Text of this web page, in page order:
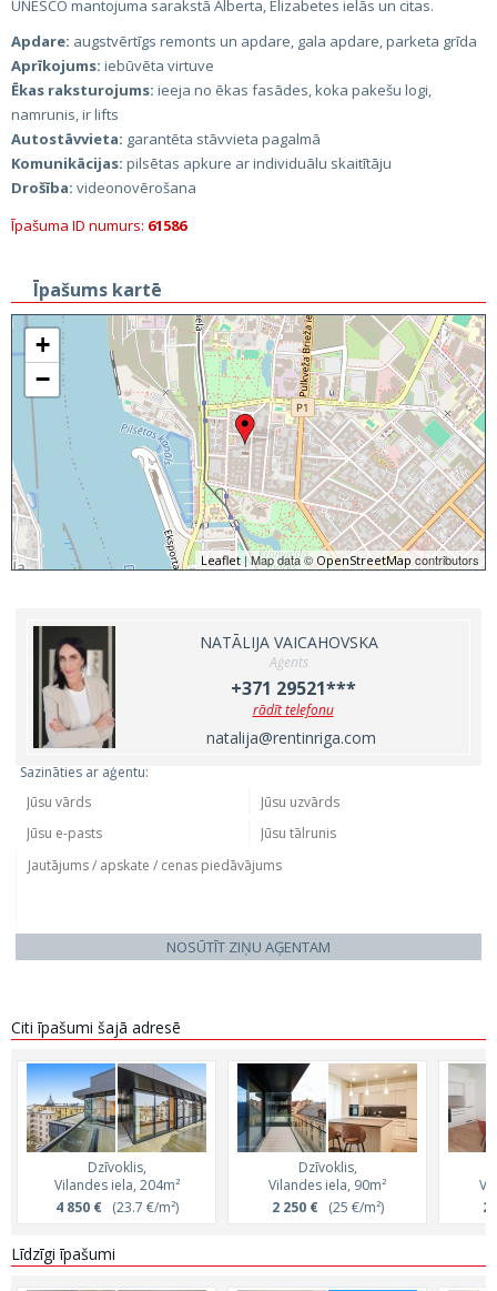
UNESCO mantojuma sarakstā Alberta, Elizabetes ielās un citas.
Apdare: augstvērtīgs remonts un apdare, gala apdare, parketa grīda
Aprīkojums: iebūvēta virtuve
Ēkas raksturojums: ieeja no ēkas fasādes, koka pakešu logi,
namrunis, ir lifts
Autostāvvieta: garantēta stāvvieta pagalmā
Komunikācijas: pilsētas apkure ar individuālu skaitītāju
Drošība: videonovērošana
Īpašuma ID numurs: 61586
Īpašums kartē
+
−
Leaflet | Map data ©OpenStreetMapcontributors
NATĀLIJA VAICAHOVSKA
Aģents
+371 29521***
rādīt telefonu
natalija@rentinriga.com
Sazināties ar aģentu:
NOSŪTĪT ZIŅU AĢENTAM
Citi īpašumi šajā adresē
Dzīvoklis,
Vilandes iela, 204m²
4 850 €(23.7 €/m²)
Dzīvoklis,
Vilandes iela, 90m²
2 250 €(25 €/m²)
2
Līdzīgi īpašumi